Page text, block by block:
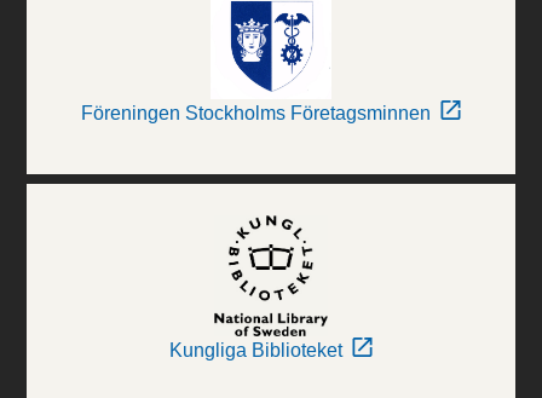
Föreningen Stockholms Företagsminnen
Kungliga Biblioteket